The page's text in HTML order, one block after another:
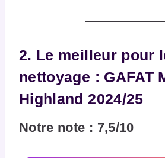
2. Le meilleur pour
nettoyage : GAFAT
Highland 2024/25
Notre note : 7,5/10